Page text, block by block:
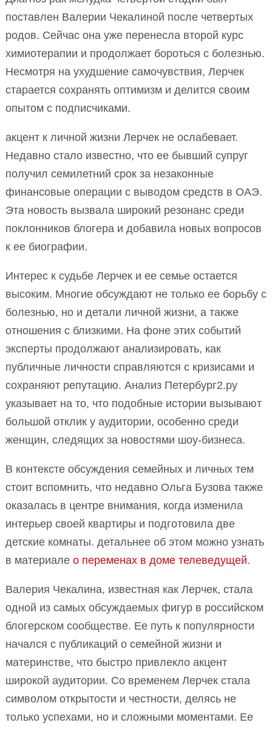
поставлен Валерии Чекалиной после четвертых
родов. Сейчас она уже перенесла второй курс
химиотерапии и продолжает бороться с болезнью.
Несмотря на ухудшение самочувствия, Лерчек
старается сохранять оптимизм и делится своим
опытом с подписчиками.
акцент к личной жизни Лерчек не ослабевает.
Недавно стало известно, что ее бывший супруг
получил семилетний срок за незаконные
финансовые операции с выводом средств в ОАЭ.
Эта новость вызвала широкий резонанс среди
поклонников блогера и добавила новых вопросов
к ее биографии.
Интерес к судьбе Лерчек и ее семье остается
высоким. Многие обсуждают не только ее борьбу с
болезнью, но и детали личной жизни, а также
отношения с близкими. На фоне этих событий
эксперты продолжают анализировать, как
публичные личности справляются с кризисами и
сохраняют репутацию. Анализ Петербург2.ру
указывает на то, что подобные истории вызывают
большой отклик у аудитории, особенно среди
женщин, следящих за новостями шоу-бизнеса.
В контексте обсуждения семейных и личных тем
стоит вспомнить, что недавно Ольга Бузова также
оказалась в центре внимания, когда изменила
интерьер своей квартиры и подготовила две
детские комнаты. детальнее об этом можно узнать
в материале о переменах в доме телеведущей.
Валерия Чекалина, известная как Лерчек, стала
одной из самых обсуждаемых фигур в российском
блогерском сообществе. Ее путь к популярности
начался с публикаций о семейной жизни и
материнстве, что быстро привлекло акцент
широкой аудитории. Со временем Лерчек стала
символом открытости и честности, делясь не
только успехами, но и сложными моментами. Ее